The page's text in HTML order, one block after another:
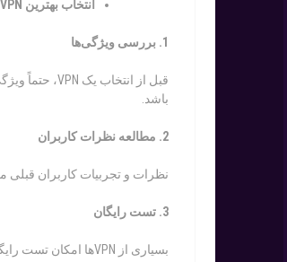
انتخاب بهتر ین VPN
1. بررسی ویژگی‌ها
باشد.
2. مطالعه نظرات کاربران
نظرات و تجربیات کاربران قبلی
3. تست را یگان
بسیاری از VPNها امکان تست رایگان را فراهم می‌کنند. این فرصت را غنیمت شمرده و عملکرد Malware Protection آن‌ها را آزمایش کنید.